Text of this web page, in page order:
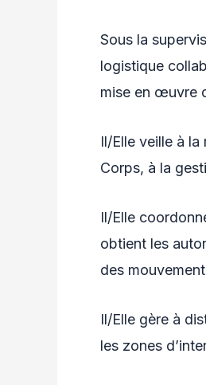
Sous la
logistique
mise en œuvre
Il/Elle veille à
Corps, à la
Il/Elle
obtient les
des
Il/Elle gère à
les zones